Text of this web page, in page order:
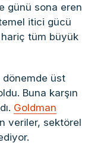
günü sona eren
itici gücü
hariç tüm büyük
dönemde üst
Buna karşın
Goldman
veriler, sektörel